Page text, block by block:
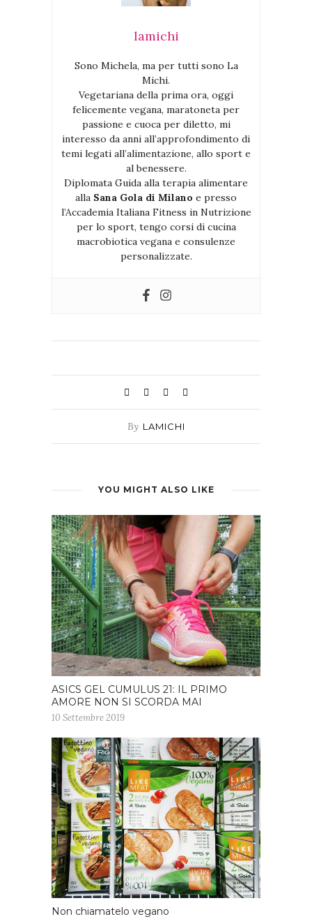
lamichi
Sono Michela, ma per tutti sono La
Michi.
Vegetariana della prima ora, oggi
felicemente vegana, maratoneta per
passione e cuoca per diletto, mi
interesso da anni all’approfondimento di
temi legati all’alimentazione, allo sport e
al benessere.
Diplomata Guida alla terapia alimentare
alla Sana Gola di Milano e presso
l’Accademia Italiana Fitness in Nutrizione
per lo sport, tengo corsi di cucina
macrobiotica vegana e consulenze
personalizzate.
By LAMICHI
YOU MIGHT ALSO LIKE
ASICS GEL CUMULUS 21: IL PRIMO
AMORE NON SI SCORDA MAI
10 Settembre 2019
Non chiamatelo vegano